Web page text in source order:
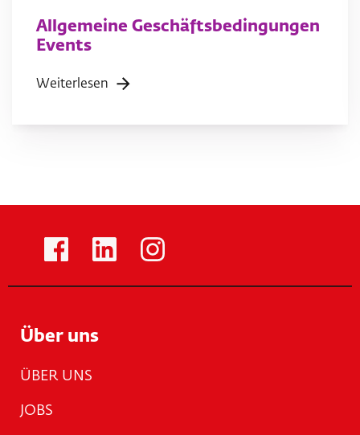
Allgemeine Geschäftsbedingungen
Events
Weiterlesen
Über uns
ÜBER UNS
JOBS